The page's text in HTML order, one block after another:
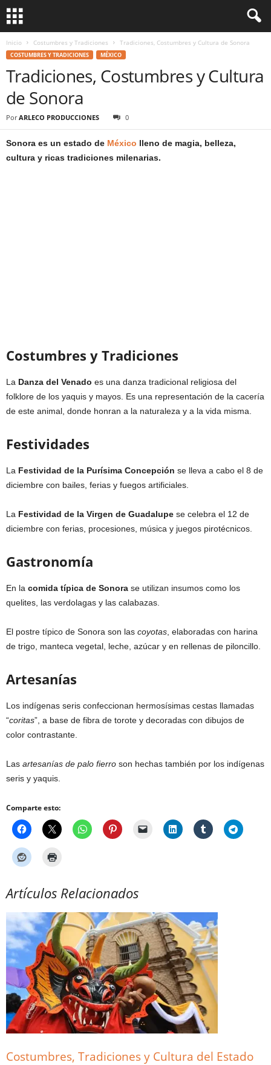
Inicio Costumbres y Tradiciones Tradiciones, Costumbres y Cultura de Sonora
COSTUMBRES Y TRADICIONES MÉXICO
Tradiciones, Costumbres y Cultura
de Sonora
Por ARLECO PRODUCCIONES 0
Sonora es un estado de México lleno de magia, belleza,
cultura y ricas tradiciones milenarias.
Costumbres y Tradiciones
La Danza del Venado es una danza tradicional religiosa del
folklore de los yaquis y mayos. Es una representación de la cacería
de este animal, donde honran a la naturaleza y a la vida misma.
Festividades
La Festividad de la Purísima Concepción se lleva a cabo el 8 de
diciembre con bailes, ferias y fuegos artificiales.
La Festividad de la Virgen de Guadalupe se celebra el 12 de
diciembre con ferias, procesiones, música y juegos pirotécnicos.
Gastronomía
En la comida típica de Sonora se utilizan insumos como los
quelites, las verdolagas y las calabazas.
El postre típico de Sonora son las coyotas , elaboradas con harina
de trigo, manteca vegetal, leche, azúcar y en rellenas de piloncillo.
Artesanías
Los indígenas seris confeccionan hermosísimas cestas llamadas
“coritas”, a base de fibra de torote y decoradas con dibujos de
color contrastante.
Las artesanías de palo fierro son hechas también por los indígenas
seris y yaquis.
Comparte esto:
Artículos Relacionados
Costumbres, Tradiciones y Cultura del Estado